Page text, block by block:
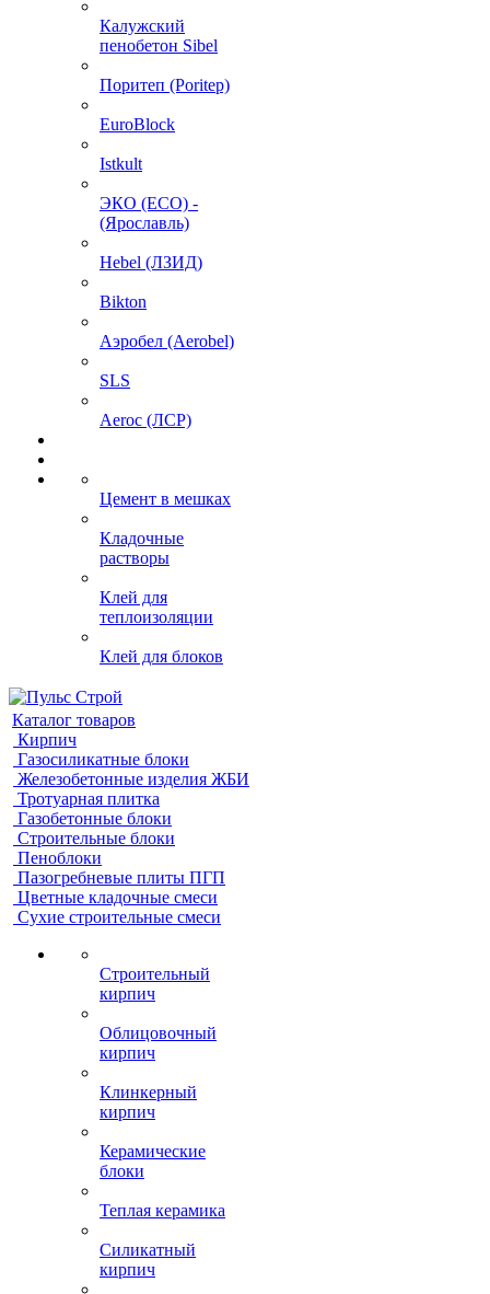
Калужский
пенобетон Sibel
Поритеп (Poritep)
EuroBlock
Istkult
ЭКО (ECO) -
(Ярославль)
Hebel (ЛЗИД)
Bikton
Аэробел (Aerobel)
SLS
Aeroc (ЛСР)
Цемент в мешках
Кладочные
растворы
Клей для
теплоизоляции
Клей для блоков
Каталог товаров
Кирпич
Газосиликатные блоки
Железобетонные изделия ЖБИ
Тротуарная плитка
Газобетонные блоки
Строительные блоки
Пеноблоки
Пазогребневые плиты ПГП
Цветные кладочные смеси
Сухие строительные смеси
Строительный
кирпич
Облицовочный
кирпич
Клинкерный
кирпич
Керамические
блоки
Теплая керамика
Силикатный
кирпич